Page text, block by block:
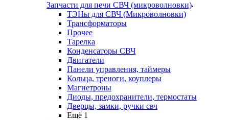
Запчасти для печи СВЧ (микроволновки)
ТЭНы для СВЧ (Микроволновки)
Трансформаторы
Прочее
Тарелка
Конденсаторы СВЧ
Двигатели
Панели управления, таймеры
Кольца, треноги, коуплеры
Магнетроны
Диоды, предохранители, термостаты
Дверцы, замки, ручки свч
Ещё 1